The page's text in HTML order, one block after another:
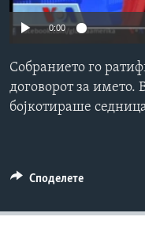
ИНТЕРВЈУА
Јазици
0:00
Собранието го
договорот за
бојкотираше
Споделете